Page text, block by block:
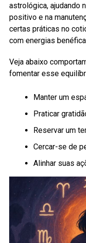
astrológica, ajudando
positivo e na
certas práticas no
com energias
Veja abaixo
fomentar esse
Manter um
Praticar
Reservar um
Cercar-se de
Alinhar suas